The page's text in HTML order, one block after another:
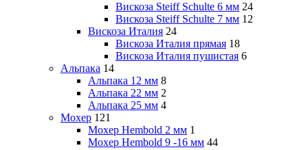
Вискоза Steiff Schulte 6 мм 24
Вискоза Steiff Schulte 7 мм 12
Вискоза Италия 24
Вискоза Италия прямая 18
Вискоза Италия пушистая 6
Альпака 14
Альпака 12 мм 8
Альпака 22 мм 2
Альпака 25 мм 4
Мохер 121
Мохер Hembold 2 мм 1
Мохер Hembold 9 -16 мм 44